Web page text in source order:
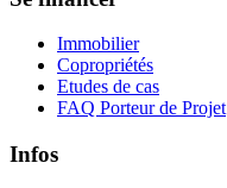
Immobilier
Copropriétés
Etudes de cas
FAQ Porteur de Projet
Infos